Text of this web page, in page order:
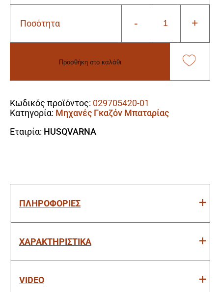
Ποσότητα -
Husqvarna
Χλοοκοπτική
μπαταρίας
&
Φορτιστή)
ποσότητα
+
Προσθήκη στο καλάθι
Κωδικός προϊόντος: 029705420-01
Κατηγορία: Μηχανές Γκαζόν Μπαταρίας
Εταιρία: HUSQVARNA
ΠΛΗΡΟΦΟΡΙΕΣ
ΧΑΡΑΚΤΗΡΙΣΤΙΚΑ
VIDEO